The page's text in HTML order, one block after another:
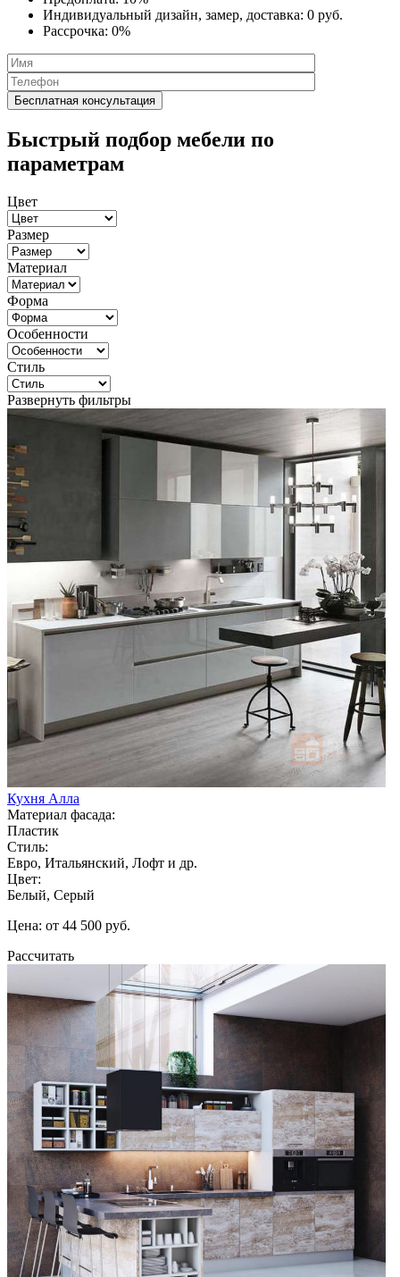
Индивидуальный дизайн, замер, доставка: 0 руб.
Рассрочка: 0%
Быстрый подбор мебели по
параметрам
Цвет
Размер
Материал
Форма
Особенности
Стиль
Развернуть фильтры
Кухня Алла
Материал фасада:
Пластик
Стиль:
Евро, Итальянский, Лофт и др.
Цвет:
Белый, Серый
Цена: от 44 500 руб.
Рассчитать